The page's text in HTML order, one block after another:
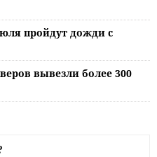
пройдут дожди с
вывезли более 300